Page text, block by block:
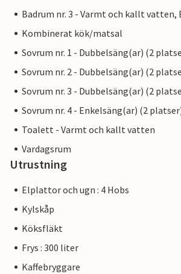
Badrum nr. 3 - Varmt och kallt vatten,
Kombinerat kök/matsal
Sovrum nr. 1 - Dubbelsäng(ar) (2
Sovrum nr. 2 - Dubbelsäng(ar) (2
Sovrum nr. 3 - Dubbelsäng(ar) (2
Sovrum nr. 4 - Enkelsäng(ar) (2
Toalett - Varmt och kallt vatten
Vardagsrum
Utrustning
Elplattor och ugn : 4 Hobs
Kylskåp
Köksfläkt
Frys : 300 liter
Kaffebryggare